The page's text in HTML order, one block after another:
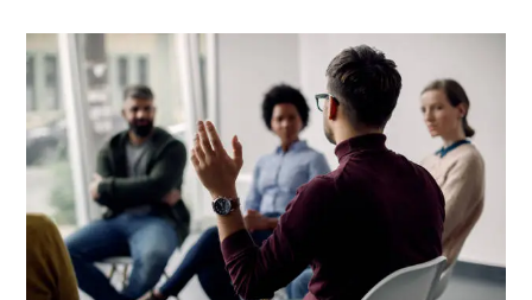
La
Psychologie
Positive